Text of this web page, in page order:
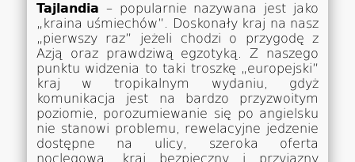
Tajlandia – popularnie nazywana jest jako
„kraina uśmiechów”. Doskonały kraj na nasz
„pierwszy raz” jeżeli chodzi o przygodę z
Azją oraz prawdziwą egzotyką. Z naszego
punktu widzenia to taki troszkę „europejski”
kraj w tropikalnym wydaniu, gdyż
komunikacja jest na bardzo przyzwoitym
poziomie, porozumiewanie się po angielsku
nie stanowi problemu, rewelacyjne jedzenie
dostępne na ulicy, szeroka oferta
noclegowa, kraj bezpieczny i przyjazny